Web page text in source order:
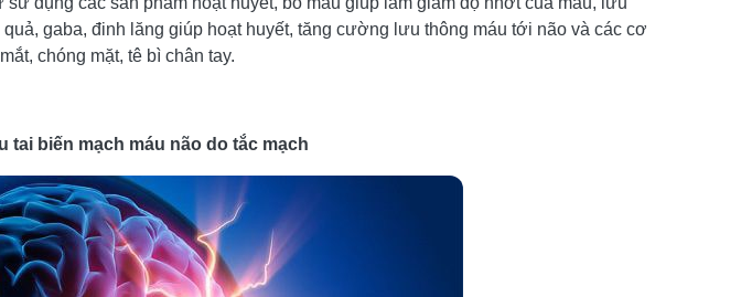
gaba, đinh lăng giúp hoạt huyết, tăng cường lưu thông máu tới não và các cơ
chóng mặt, tê bì chân tay.
biến mạch máu não do tắc mạch